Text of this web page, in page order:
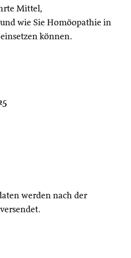
Mittel,
wie Sie Homöopathie in
können.
werden nach der